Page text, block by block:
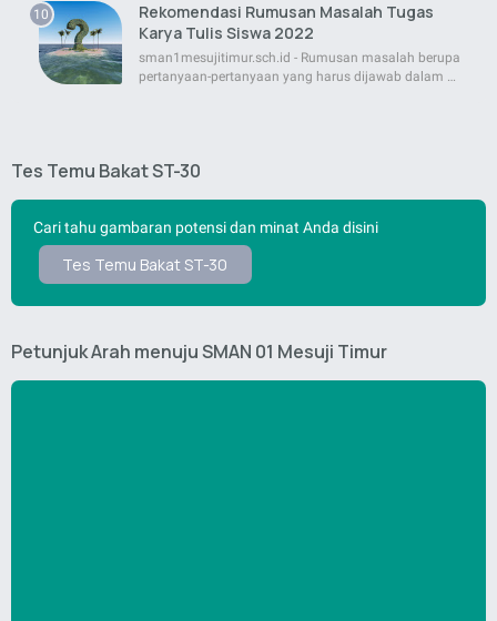
Rekomendasi Rumusan Masalah Tugas
Karya Tulis Siswa 2022
sman1mesujitimur.sch.id - Rumusan masalah berupa
pertanyaan-pertanyaan yang harus dijawab dalam …
Tes Temu Bakat ST-30
Cari tahu gambaran potensi dan minat Anda disini
Tes Temu Bakat ST-30
Petunjuk Arah menuju SMAN 01 Mesuji Timur